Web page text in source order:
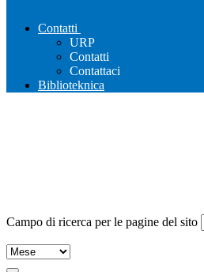
Contatti
URP
Contatti
Contattaci
Biblioteknica
Campo di ricerca per le pagine del sito